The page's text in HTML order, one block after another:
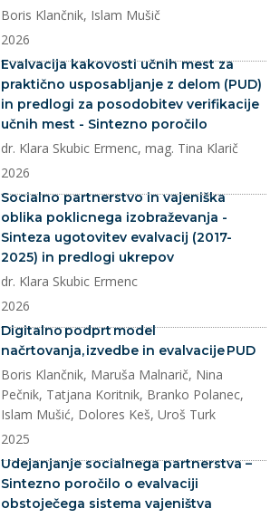
Boris Klančnik, Islam Mušič
2026
dokument
Evalvacija kakovosti učnih mest za
praktično usposabljanje z delom (PUD)
in predlogi za posodobitev verifikacije
učnih mest - Sintezno poročilo
dr. Klara Skubic Ermenc, mag. Tina Klarič
2026
dokument
Socialno partnerstvo in vajeniška
oblika poklicnega izobraževanja -
Sinteza ugotovitev evalvacij (2017-
2025) in predlogi ukrepov
dr. Klara Skubic Ermenc
2026
dokument
Digitalno podprt model
načrtovanja, izvedbe in evalvacije PUD
Boris Klančnik, Maruša Malnarič, Nina
Pečnik, Tatjana Koritnik, Branko Polanec,
Islam Mušić, Dolores Keš, Uroš Turk
2025
dokument
Udejanjanje socialnega partnerstva –
Sintezno poročilo o evalvaciji
obstoječega sistema vajeništva